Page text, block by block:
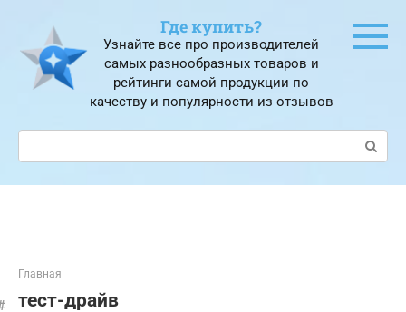
контенту
Где купить?
Узнайте все про производителей
самых разнообразных товаров и
рейтинги самой продукции по
качеству и популярности из отзывов
Поиск:
Главная
тест-драйв